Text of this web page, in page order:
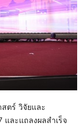
ตร์ วิจัยและ
ละแถลงผลสำเร็จ